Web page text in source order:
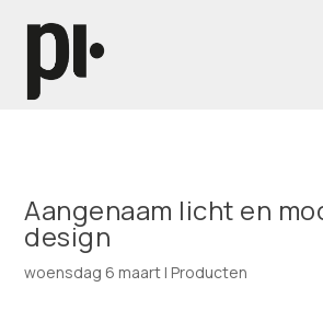
Aangenaam licht en
design
woensdag 6 maart | Producten